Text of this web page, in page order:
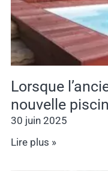
Lorsque
nouvelle
30 juin 2025
Lire plus »